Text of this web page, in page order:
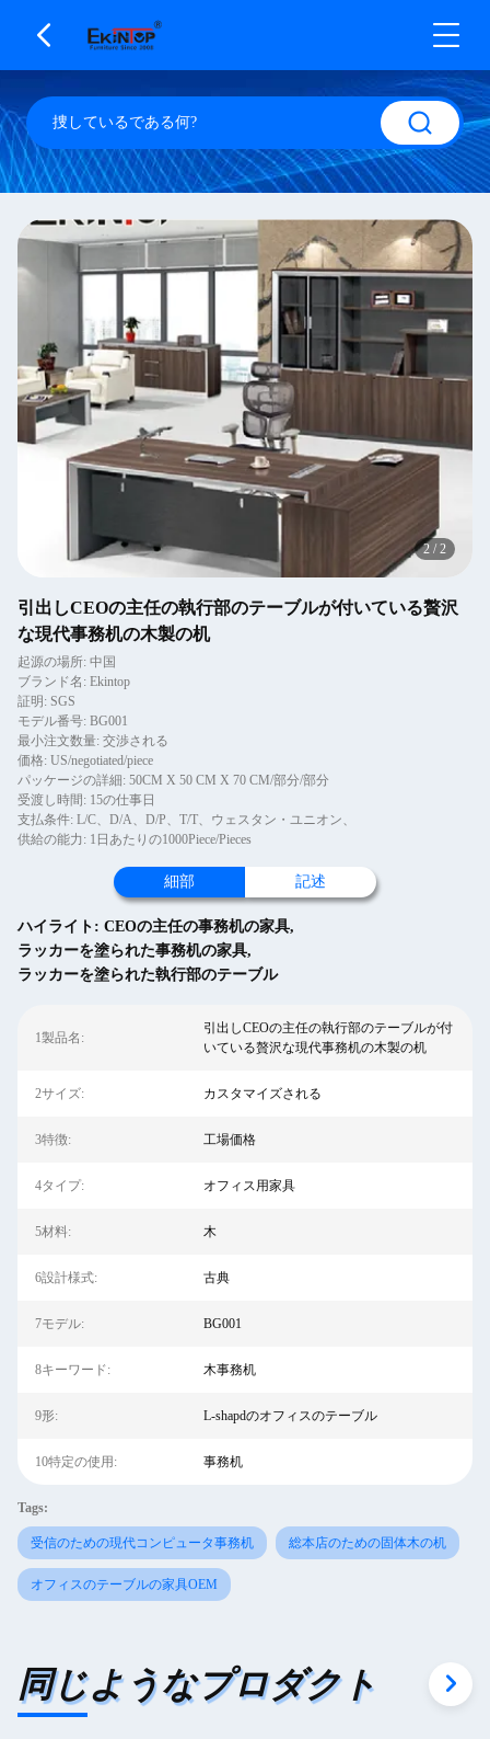
2 /2
引出しCEOの主任の執行部のテーブルが付いている贅沢
な現代事務机の木製の机
起源の場所: 中国
ブランド名: Ekintop
証明: SGS
モデル番号: BG001
最小注文数量: 交渉される
価格: US/negotiated/piece
パッケージの詳細: 50CM X 50 CM X 70 CM/部分/部分
受渡し時間: 15の仕事日
支払条件: L/C、D/A、D/P、T/T、ウェスタン・ユニオン、
供給の能力: 1日あたりの1000Piece/Pieces
細部 記述
ハイライト: CEOの主任の事務机の家具,
ラッカーを塗られた事務机の家具,
ラッカーを塗られた執行部のテーブル
1製品名:
引出しCEOの主任の執行部のテーブルが付
いている贅沢な現代事務机の木製の机
2サイズ: カスタマイズされる
3特徴: 工場価格
4タイプ: オフィス用家具
5材料: 木
6設計様式: 古典
7モデル: BG001
8キーワード: 木事務机
9形: L-shapdのオフィスのテーブル
10特定の使用: 事務机
Tags:
受信のための現代コンピュータ事務机 総本店のための固体木の机
オフィスのテーブルの家具OEM
同じようなプロダクト